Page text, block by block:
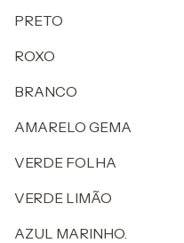
PRETO
ROXO
BRANCO
AMARELO GEMA
VERDE FOLHA
VERDE LIMÃO
AZUL MARINHO.